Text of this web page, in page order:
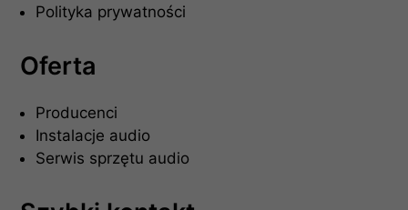
Polityka prywatności
Oferta
Producenci
Instalacje audio
Serwis sprzętu audio